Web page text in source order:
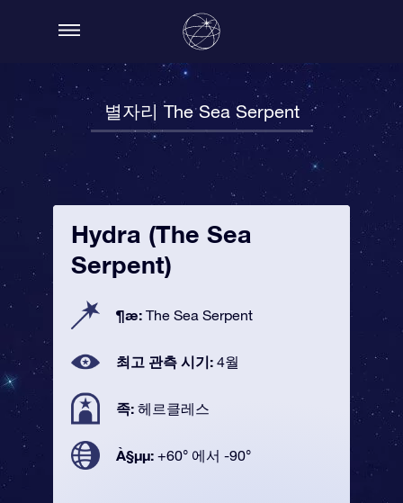
별자리 The Sea Serpent
Hydra (The Sea
Serpent)
¶æ: The Sea Serpent
최고 관측 시기: 4월
족: 헤르클레스
À§µµ: +60° 에서 -90°